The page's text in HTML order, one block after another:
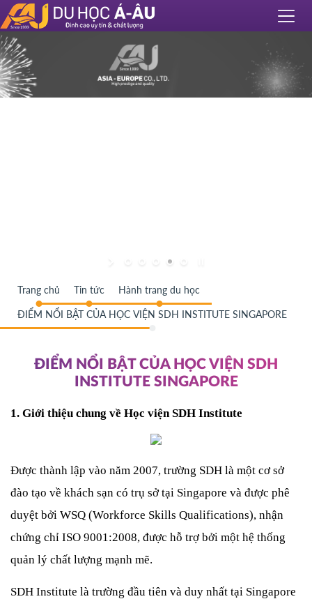
Trang chủ Tin tức Hành trang du học
ĐIỂM NỔI BẬT CỦA HỌC VIỆN SDH INSTITUTE SINGAPORE
ĐIỂM NỔI BẬT CỦA HỌC VIỆN SDH
INSTITUTE SINGAPORE
1. Giới thiệu chung về Học viện SDH Institute
Được thành lập vào năm 2007, trường SDH là một cơ sở
đào tạo về khách sạn có trụ sở tại Singapore và được phê
duyệt bởi WSQ (Workforce Skills Qualifications), nhận
chứng chỉ ISO 9001:2008, được hỗ trợ bởi một hệ thống
quản lý chất lượng mạnh mẽ.
SDH Institute là trường đầu tiên và duy nhất tại Singapore